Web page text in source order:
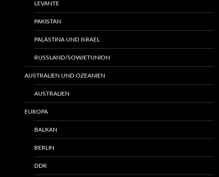
LEVANTE
PAKISTAN
PALÄSTINA UND ISRAEL
RUSSLAND/SOWJETUNION
AUSTRALIEN UND OZEANIEN
AUSTRALIEN
EUROPA
BALKAN
BERLIN
DDR